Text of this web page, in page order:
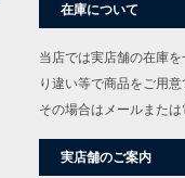
在庫について
当店では実店舗の在庫
り違い等で商品をご用意
その場合はメールまたは
実店舗のご案内